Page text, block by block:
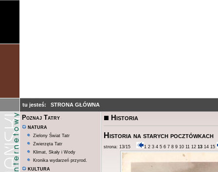
tu jesteś: STRONA GŁÓWNA
Poznaj Tatry
NATURA
Zielony Świat Tatr
Zwierzęta Tatr
Klimat, Skały i Wody
Kronika wydarzeń przyrod.
KULTURA
Historia
Historia na starych pocztówkach
strona: 13/15 1 2 3 4 5 6 7 8 9 10 11 12 13 14 15